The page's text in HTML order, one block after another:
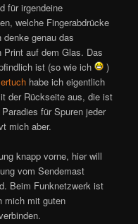
für irgendeine
welche Fingerabdrücke
genau das
auf dem Glas. Das
ist (so wie ich
)
habe ich eigentlich
der Rückseite aus, die ist
für Spuren jeder
mich aber.
knapp vorne, hier will
vom Sendemast
Beim Funknetzwerk ist
mich mit guten